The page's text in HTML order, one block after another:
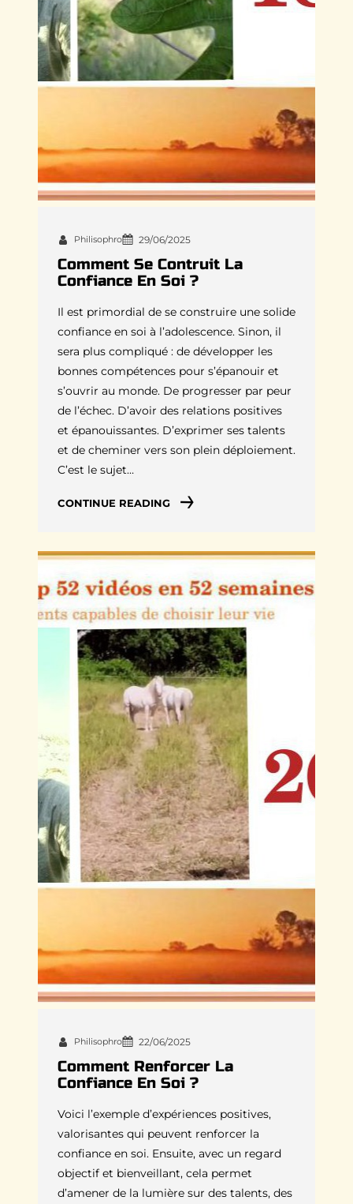
Philisophro 29/06/2025
Comment Se Contruit La
Confiance En Soi ?
Il est primordial de se construire une solide
confiance en soi à l’adolescence. Sinon, il
sera plus compliqué : de développer les
bonnes compétences pour s’épanouir et
s’ouvrir au monde. De progresser par peur
de l’échec. D’avoir des relations positives
et épanouissantes. D’exprimer ses talents
et de cheminer vers son plein déploiement.
C’est le sujet…
CONTINUE READING
Philisophro 22/06/2025
Comment Renforcer La
Confiance En Soi ?
Voici l’exemple d’expériences positives,
valorisantes qui peuvent renforcer la
confiance en soi. Ensuite, avec un regard
objectif et bienveillant, cela permet
d’amener de la lumière sur des talents, des